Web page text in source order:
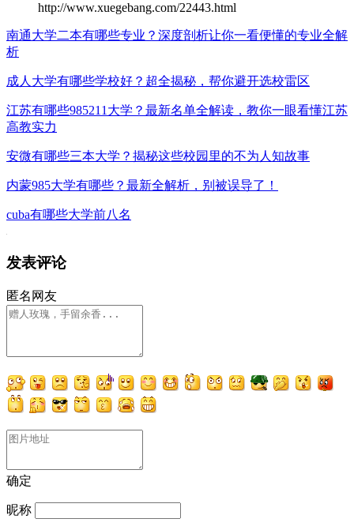
http://www.xuegebang.com/22443.html
南通大学二本有哪些专业？深度剖析让你一看便懂的专业全解
析
成人大学有哪些学校好？超全揭秘，帮你避开选校雷区
江苏有哪些985211大学？最新名单全解读，教你一眼看懂江苏
高教实力
安微有哪些三本大学？揭秘这些校园里的不为人知故事
内蒙985大学有哪些？最新全解析，别被误导了！
cuba有哪些大学前八名
发表评论
匿名网友
确定
昵称